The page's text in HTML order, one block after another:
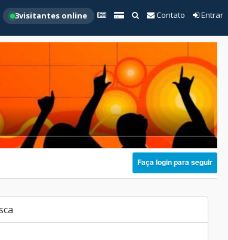
3visitantes online Contato Entrar
Faça login para seguir